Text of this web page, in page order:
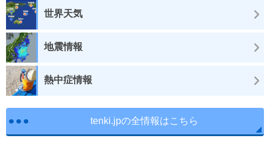
世界天気
地震情報
熱中症情報
tenki.jpの全情報はこちら